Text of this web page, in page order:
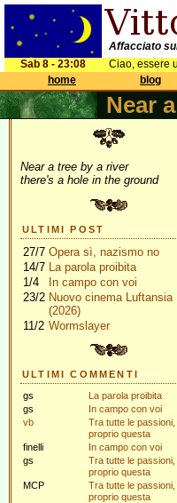
Affacciato
Sab 8 - 23:08
Ciao, essere
home
blog
Near
Near a tree by a river
there's a hole in the ground
ULTIMI POST
27/7 Opera sì, nazismo no
14/7 La parola proibita
1/4
In campo con voi
23/2 Nuovo cinema Luftansia
(2026)
11/2 Wormslayer
ULTIMI COMMENTI
gs
La parola proibita
gs
In campo con voi
vb
Tra tutte le passioni,
proprio questa
finelli
In campo con voi
gs
Tra tutte le passioni,
proprio questa
MCP
Tra tutte le passioni,
proprio questa